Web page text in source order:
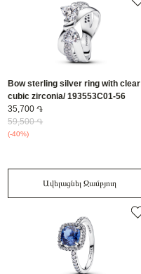
Bow sterling silver ring with clear
cubic zirconia/ 193553C01-56
35,700 ֏
59,500 ֏
(-40%)
Ավելացնել Զամբյուղ